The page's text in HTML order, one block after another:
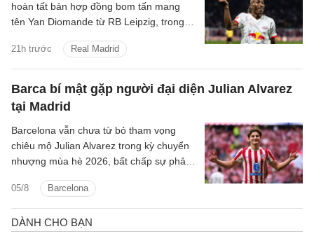
21h trước Real Madrid
hoàn tất bản hợp đồng bom tấn mang
tên Yan Diomande từ RB Leipzig, trong
chuyển nhượng của cả hai đội bóng.
Barca bí mật gặp người đại diện Julian Alvarez
tại Madrid
05/8 Barcelona
Barcelona vẫn chưa từ bỏ tham vọng
chiêu mộ Julian Alvarez trong kỳ chuyển
nhượng mùa hè 2026, bất chấp sự phản